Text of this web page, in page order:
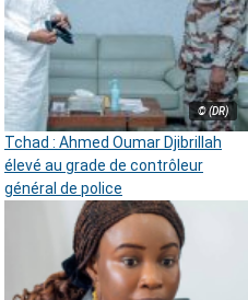
© (DR)
Tchad : Ahmed Oumar Djibrillah
élevé au grade de contrôleur
général de police